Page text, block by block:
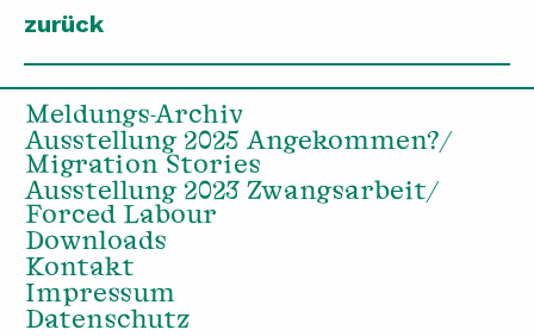
zurück
Meldungs-Archiv
Ausstellung 2025 Angekommen?/
Migration Stories
Ausstellung 2023 Zwangsarbeit/
Forced Labour
Downloads
Kontakt
Impressum
Datenschutz